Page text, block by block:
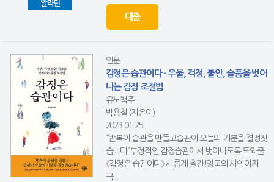
알라딘
대출
인문
감정은 습관이다 - 우울, 걱정, 불안, 슬픔을 벗어
나는 감정 조절법
유노책주
박용철 (지은이)
2023-01-25
“반복이 습관을 만들고습관이 오늘의 기분을 결정짓
습니다”부정적인 감정습관에서 벗어나도록 도와줄
《감정은 습관이다》 새롭게 출간!영국의 시인이자
극...